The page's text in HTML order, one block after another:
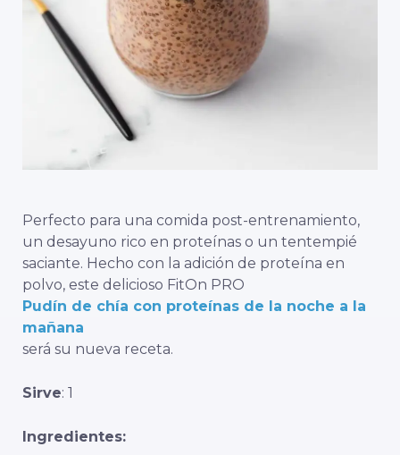
Perfecto para una comida post-entrenamiento,
un desayuno rico en proteínas o un tentempié
saciante. Hecho con la adición de proteína en
polvo, este delicioso FitOn PRO
Pudín de chía con proteínas de la noche a la
mañana
será su nueva receta.
Sirve: 1
Ingredientes: